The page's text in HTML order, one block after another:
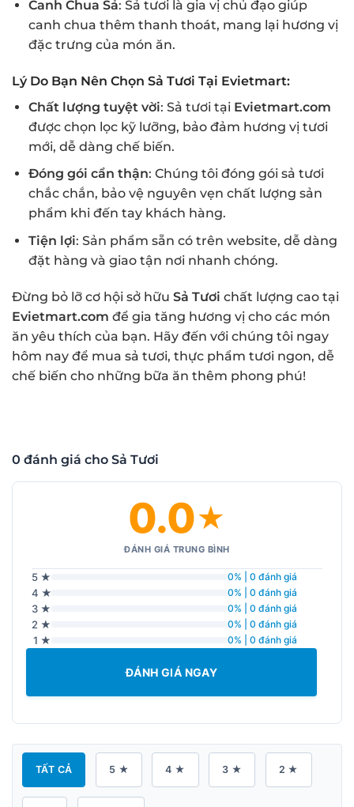
Canh Chua Sả: Sả tươi là gia vị chủ đạo giúp
canh chua thêm thanh thoát, mang lại hương vị
đặc trưng của món ăn.
Lý Do Bạn Nên Chọn Sả Tươi Tại Evietmart:
Chất lượng tuyệt vời: Sả tươi tại Evietmart.com
được chọn lọc kỹ lưỡng, bảo đảm hương vị tươi
mới, dễ dàng chế biến.
Đóng gói cẩn thận: Chúng tôi đóng gói sả tươi
chắc chắn, bảo vệ nguyên vẹn chất lượng sản
phẩm khi đến tay khách hàng.
Tiện lợi: Sản phẩm sẵn có trên website, dễ dàng
đặt hàng và giao tận nơi nhanh chóng.
Đừng bỏ lỡ cơ hội sở hữu Sả Tươi chất lượng cao tại
Evietmart.com để gia tăng hương vị cho các món
ăn yêu thích của bạn. Hãy đến với chúng tôi ngay
hôm nay để mua sả tươi, thực phẩm tươi ngon, dễ
chế biến cho những bữa ăn thêm phong phú!
0 đánh giá cho Sả Tươi
0.0★
ĐÁNH GIÁ TRUNG BÌNH
5 ★ 0% | 0 đánh giá
4 ★ 0% | 0 đánh giá
3 ★ 0% | 0 đánh giá
2 ★ 0% | 0 đánh giá
1 ★ 0% | 0 đánh giá
ĐÁNH GIÁ NGAY
TẤT CẢ 5 ★ 4 ★ 3 ★ 2 ★